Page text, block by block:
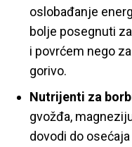
oslobađanje
bolje posegnuti
i povrćem nego
gorivo.
Nutrijenti za
gvožđa,
dovodi do